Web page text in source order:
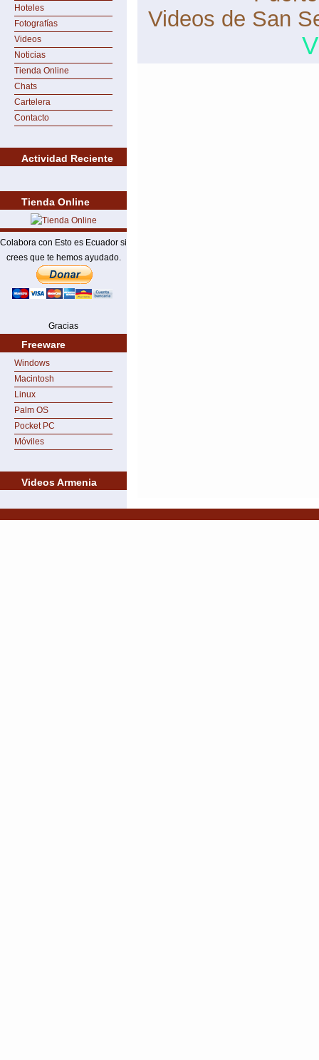
Hoteles
Fotografías
Videos
Noticias
Tienda Online
Chats
Cartelera
Contacto
Actividad Reciente
Tienda Online
Colabora con Esto es Ecuador si
crees que te hemos ayudado.
Gracias
Freeware
Windows
Macintosh
Linux
Palm OS
Pocket PC
Móviles
Videos Armenia
Videos de San